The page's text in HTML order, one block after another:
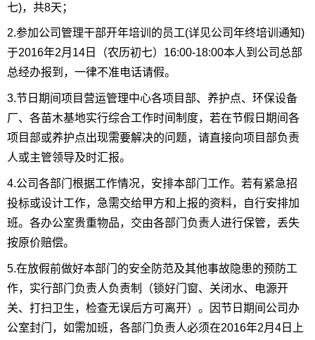
七)，共8天；
2.参加公司管理干部开年培训的员工(详见公司年终培训通知)
于2016年2月14日（农历初七）16:00-18:00本人到公司总部
总经办报到，一律不准电话请假。
3.节日期间项目营运管理中心各项目部、养护点、环保设备
厂、各苗木基地实行综合工作时间制度，若在节假日期间各
项目部或养护点出现需要解决的问题，请直接向项目部负责
人或主管领导及时汇报。
4.公司各部门根据工作情况，安排本部门工作。若有紧急招
投标或设计工作，急需交给甲方和上报的资料，自行安排加
班。各办公室贵重物品，交由各部门负责人进行保管，丢失
按原价赔偿。
5.在放假前做好本部门的安全防范及其他事故隐患的预防工
作，实行部门负责人负责制（锁好门窗、关闭水、电源开
关、打扫卫生，检查无误后方可离开）。因节日期间公司办
公室封门，如需加班，各部门负责人必须在2016年2月4日上